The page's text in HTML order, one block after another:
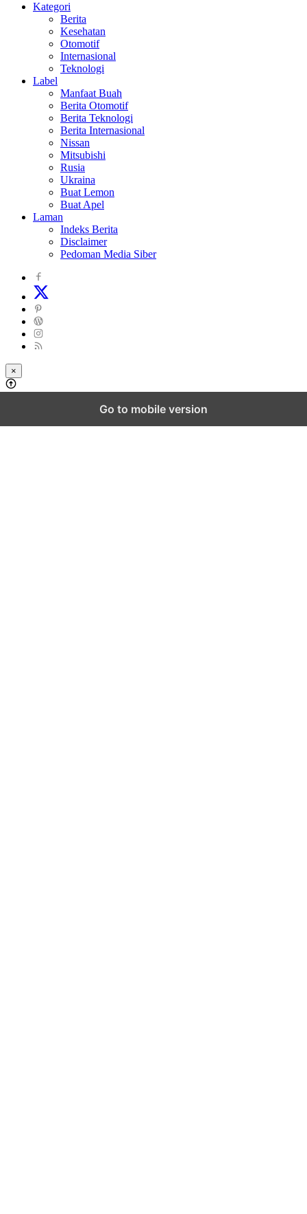
Kategori
Berita
Kesehatan
Otomotif
Internasional
Teknologi
Label
Manfaat Buah
Berita Otomotif
Berita Teknologi
Berita Internasional
Nissan
Mitsubishi
Rusia
Ukraina
Buat Lemon
Buat Apel
Laman
Indeks Berita
Disclaimer
Pedoman Media Siber
×
Go to mobile version